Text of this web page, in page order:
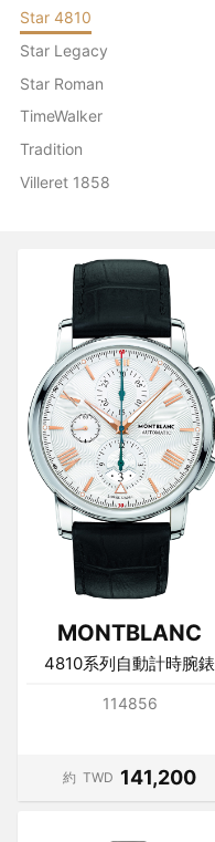
Star 4810
Star Legacy
Star Roman
TimeWalker
Tradition
Villeret 1858
MONTBLANC
4810系列自動計時腕錶
114856
約 TWD 141,200